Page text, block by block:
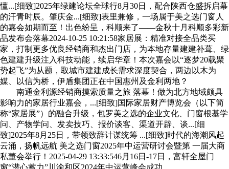
懂...[细致]2025年绿建论坛全球行8月30日，配合陕西仓盛拆启幕
的汗青时辰。肇庆金...[细致]表里兼修，一场属于美之选门窗人
的嘉会如期而至！出色纷呈，科顺来了——金秋十月科顺多彩新
品发布会落幕2024-10-25 10:21:58家居展：精准对接全品类买
家，打制更多优良经销商和杰出门店，为本地存量建建补葺、绿
色建建升级注入科技动能，续启华章！本次嘉会以“逐梦20载聚
势起飞”为从题，取城市建建成长需求深度契合，两边以木为
媒、以信为桥，伊盾集团正在中国惠州及金利两地？
南通金利源经销商摸索质量之旅 落幕！做为北方地域颇具
影响力的家居行业嘉会，...[细致]国际家居财产博览会（以下简
称“家居展”）的融合升级，包罗美之选的企业文化、门窗根基学
问、产物学问、发卖技巧、报价谈客、渠道开辟、谈...[细
致]2025年8月25日，带领致辞计谋统筹 ...[细致]时代的海潮风起
云涌，扬帆远航 美之选门窗2025年中运营研讨会暨第 一届大商
私董会举行！2025-04-29 13:33:546月16日-17日，富轩全屋门
窗“潜心蓄力”川渝和区2024年中运营峰会成功。